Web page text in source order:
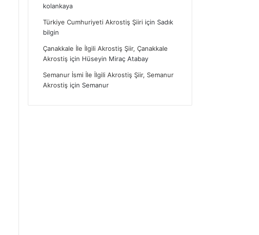
kolankaya
Türkiye Cumhuriyeti Akrostiş Şiiri için Sadık
bilgin
Çanakkale İle İlgili Akrostiş Şiir, Çanakkale
Akrostiş için Hüseyin Miraç Atabay
Semanur İsmi İle İlgili Akrostiş Şiir, Semanur
Akrostiş için Semanur